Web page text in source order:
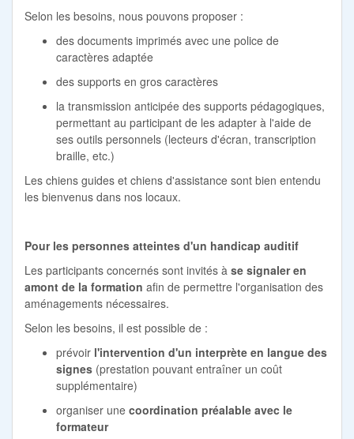
Selon les besoins, nous pouvons proposer :
des documents imprimés avec une police de
caractères adaptée
des supports en gros caractères
la transmission anticipée des supports pédagogiques,
permettant au participant de les adapter à l'aide de
ses outils personnels (lecteurs d'écran, transcription
braille, etc.)
Les chiens guides et chiens d'assistance sont bien entendu
les bienvenus dans nos locaux.
Pour les personnes atteintes d'un handicap auditif
Les participants concernés sont invités à se signaler en
amont de la formation afin de permettre l'organisation des
aménagements nécessaires.
Selon les besoins, il est possible de :
prévoir l'intervention d'un interprète en langue des
signes (prestation pouvant entraîner un coût
supplémentaire)
organiser une coordination préalable avec le
formateur